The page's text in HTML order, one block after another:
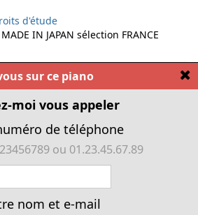
d'étude
IN JAPAN sélection FRANCE
YAMAHA sont des instruments
et d'une musicalité incroyable »
sur ce piano
moi vous appeler
de téléphone
ou 01.23.45.67.89
nom et e-mail